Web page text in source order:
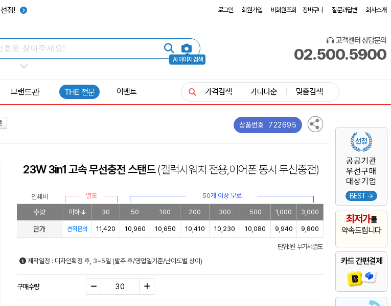
선정! 로그인 회원가입 비회원조회 장바구니 질문과답변 회사소개
AI 이미지 검색
고객센터 상담문의
02.500.5900
공공기관
우선구매
대상기업
BEST →
최저가를
약속드립니다
카드 간편결제
브랜드관 THE 전문 이벤트 가격검색 가나다순 맞춤검색
상품번호 722695
23W 3in1 고속 무선충전 스탠드(갤럭시워치 전용,이어폰 동시 무선충전)
인쇄비 별도 50개 이상 무료
수량 이하 30 50 100 200 300 500 1,000 3,000
단가 견적문의 11,420 10,960 10,650 10,410 10,230 10,080 9,940 9,800
단위: 원 부가세별도
제작일정 : 디자인확정 후, 3~5일 (발주 후/영업일기준/난이도별 상이)
구매수량